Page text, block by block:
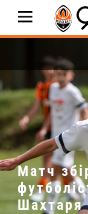
Матч
Шахтаря